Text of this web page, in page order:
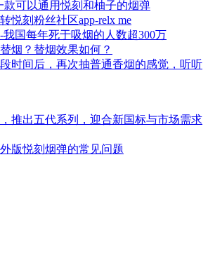
款可以通用悦刻和柚子的烟弹
悦刻粉丝社区app-relx me
国每年死于吸烟的人数超300万
烟？替烟效果如何？
时间后，再次抽普通香烟的感觉，听听
推出五代系列，迎合新国标与市场需求
版悦刻烟弹的常见问题